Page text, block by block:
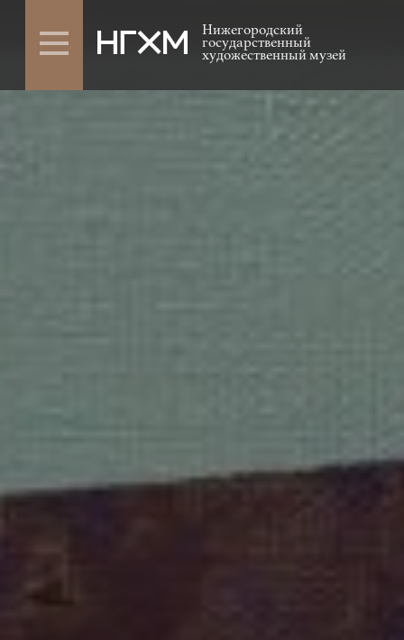
Нижегородский
государственный
художественный музей